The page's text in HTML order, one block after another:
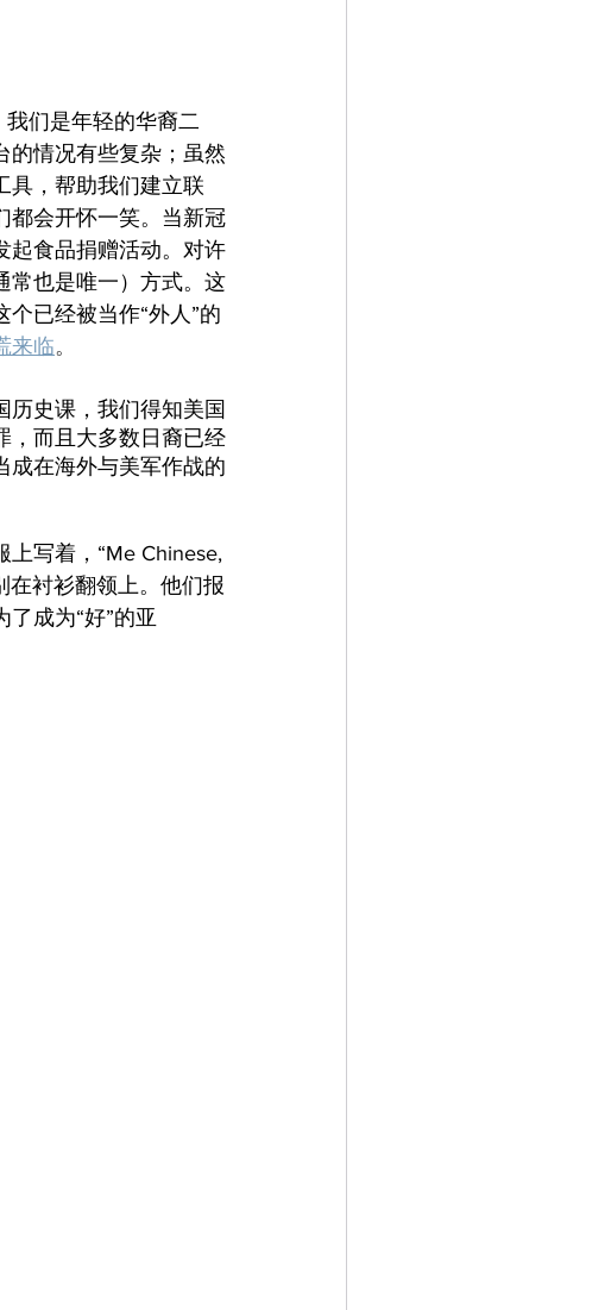
们是年轻的华裔二
的情况有些复杂；虽然
具，帮助我们建立联
都会开怀一笑。当新冠
起食品捐赠活动。对许
常也是唯一）方式。这
已经被当作“外人”的
来临。
历史课，我们得知美国
，而且大多数日裔已经
成在海外与美军作战的
写着，“Me Chinese,
在衬衫翻领上。他们报
成为“好”的亚